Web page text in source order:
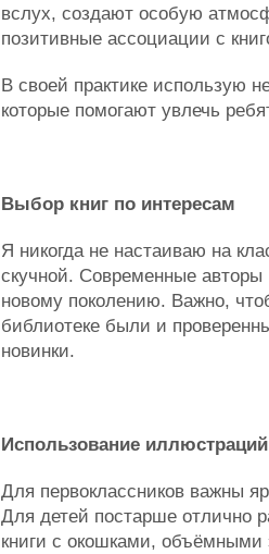
вслух, создают особую
позитивные ассоциации с
В своей практике использую
которые помогают увлечь
Выбор книг по интересам
Я никогда не настаиваю на
скучной. Современные
новому поколению. Важно,
библиотеке были и
новинки.
Использование иллюстраций
Для первоклассников важны
Для детей постарше отлично
книги с окошками, объёмными